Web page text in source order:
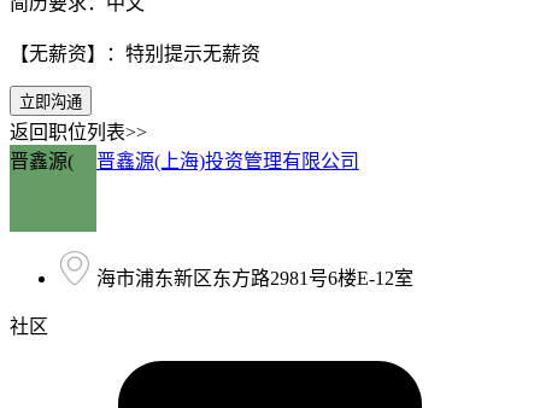
【无薪资】：特别提示无薪资
立即沟通
返回职位列表>>
晋鑫源(
晋鑫源(上海)投资管理有限公司
海市浦东新区东方路2981号6楼E-12室
社区